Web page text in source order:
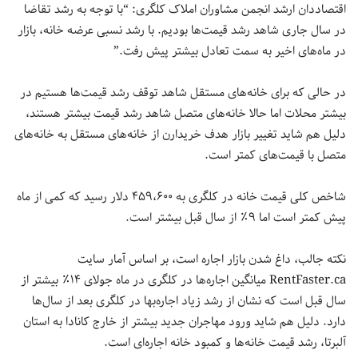
اقتصاددان ارشد انجمن مشاوران املاک کلگری: “با توجه به رشد تقاضا
در سال جاری شاهد رشد قیمت‌ها بودیم. با رشد نسبی عرضه خانه، بازار
در ماه‌های اخیر به سمت تعادل بیشتر پیش رفت.”
در حالی که برای خانه‌های مستقل شاهد توقف رشد قیمت‌ها هستیم در
بیشتر محلات اما حالا خانه‌های متصل شاهد رشد قیمت بیشتر هستند،
دلیل هم شاید تغییر بازار هدف خریدارن از خانه‌های مستقل به خانه‌های
متصل با قیمت‌های کمتر است.
شاخص کلی قیمت خانه در کلگری به ۴۵۹،۶۰۰ دلار رسید که کمی از ماه
پیش کمتر است اما ۹٪ از سال قبل بیشتر است.
نکته جالب، داغ شدن بازار اجاره است، بر اساس آمار سایت
RentFaster.ca میانگین اجاره‌ها در کلگری در ماه جولای ۱۴٪ بیشتر از
سال قبل است که نشان از رشد زیاد اجاره‌بها در کلگری بعد از سال‌ها
دارد. دلیل هم شاید ورود مهاجران جدید بیشتر از خارج کانادا به استان
آلبرتا، رشد قیمت خانه‌ها و کمبود خانه اجاره‌ای است.